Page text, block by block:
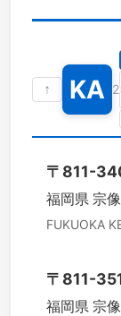
↑ KA 2
〒 811-
福岡県 宗
FUKUOKA
〒 811-
福岡県 宗